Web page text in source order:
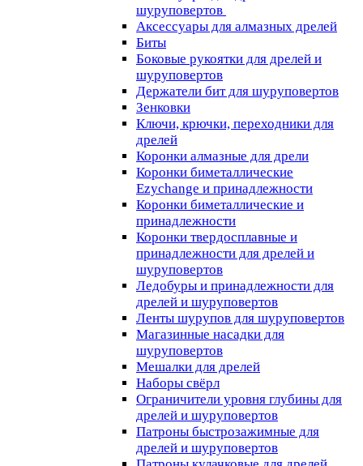
шуруповертов
Аксессуары для алмазных дрелей
Биты
Боковые рукоятки для дрелей и
шуруповертов
Держатели бит для шуруповертов
Зенковки
Ключи, крючки, переходники для
дрелей
Коронки алмазные для дрели
Коронки биметаллические
Ezychange и принадлежности
Коронки биметаллические и
принадлежности
Коронки твердосплавные и
принадлежности для дрелей и
шуруповертов
Ледобуры и принадлежности для
дрелей и шуруповертов
Ленты шурупов для шуруповертов
Магазинные насадки для
шуруповертов
Мешалки для дрелей
Наборы свёрл
Ограничители уровня глубины для
дрелей и шуруповертов
Патроны быстрозажимные для
дрелей и шуруповертов